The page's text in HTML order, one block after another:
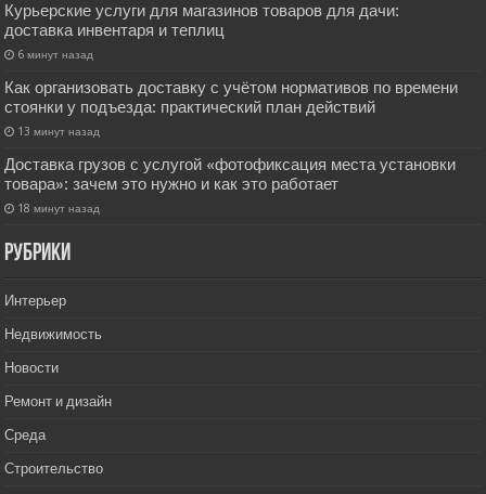
Курьерские услуги для магазинов товаров для дачи:
доставка инвентаря и теплиц
6 минут назад
Как организовать доставку с учётом нормативов по времени
стоянки у подъезда: практический план действий
13 минут назад
Доставка грузов с услугой «фотофиксация места установки
товара»: зачем это нужно и как это работает
18 минут назад
РУбрики
Интерьер
Недвижимость
Новости
Ремонт и дизайн
Среда
Строительство